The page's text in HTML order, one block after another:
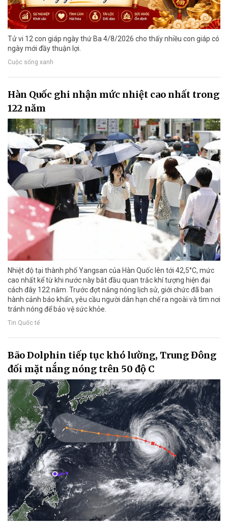
Tử vi 12 con giáp ngày thứ Ba 4/8/2026 cho thấy nhiều con giáp có
ngày mới đầy thuận lợi.
Cuộc sống xanh
Hàn Quốc ghi nhận mức nhiệt cao nhất trong
122 năm
Nhiệt độ tại thành phố Yangsan của Hàn Quốc lên tới 42,5°C, mức
cao nhất kể từ khi nước này bắt đầu quan trắc khí tượng hiện đại
cách đây 122 năm. Trước đợt nắng nóng lịch sử, giới chức đã ban
hành cảnh báo khẩn, yêu cầu người dân hạn chế ra ngoài và tìm nơi
tránh nóng để bảo vệ sức khỏe.
Tin Quốc tế
Bão Dolphin tiếp tục khó lường, Trung Đông
đối mặt nắng nóng trên 50 độ C